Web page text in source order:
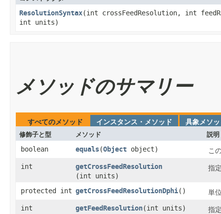
ResolutionSyntax​(int crossFeedResolution, int
int units)
メソッドのサマリー
すべてのメソッド インスタンス・メソッド 具象メソ
修飾子と型 メソッド 説明
boolean equals​(Object object) こ
int getCrossFeedResolution
(int units)
指
protected int getCrossFeedResolutionDphi() 単
int getFeedResolution​(int units) 指